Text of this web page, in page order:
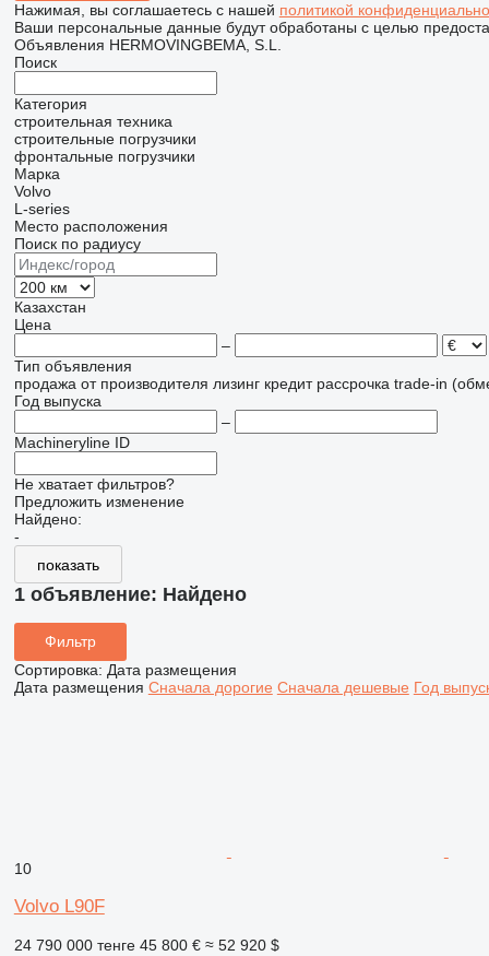
Нажимая, вы соглашаетесь с нашей политикой
Ваши персональные данные будут обработаны с целью
Объявления HERMOVINGBEMA, S.L.
Поиск
Категория
строительная техника
строительные погрузчики
фронтальные погрузчики
Марка
Volvo
L-series
Место расположения
Поиск по радиусу
Казахстан
Цена
–
Тип объявления
продажа от производителя лизинг кредит рассрочка trade-in
Год выпуска
–
Machineryline ID
Не хватает фильтров?
Предложить изменение
Найдено:
-
показать
1 объявление: Найдено
Фильтр
Сортировка: Дата размещения
Дата размещения Сначала дорогие Сначала дешевые Год
10
Volvo L90F
24 790 000 тенге 45 800 € ≈ 52 920 $